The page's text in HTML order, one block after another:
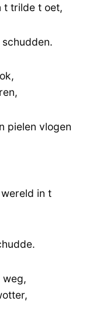
t trilde t oet,
pielen vlogen
in t
weg,